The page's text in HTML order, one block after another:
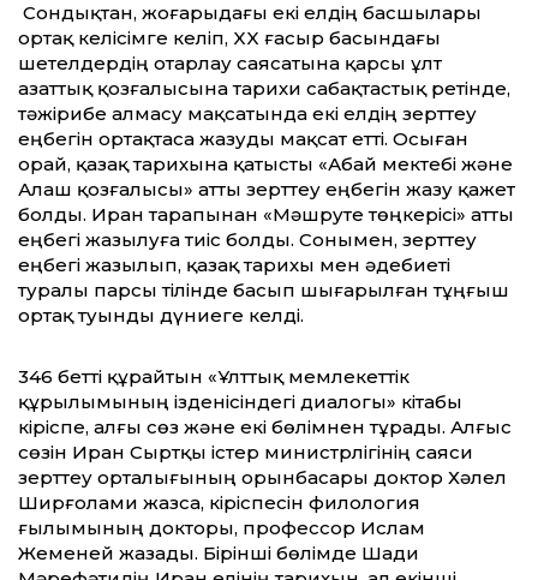
Сондықтан, жоғарыдағы екі елдің басшылары
ортақ келісімге келіп, XX ғасыр басындағы
шетелдердің отарлау саясатына қарсы ұлт
азаттық қозғалысына тарихи сабақтастық ретінде,
тәжірибе алмасу мақсатында екі елдің зерттеу
еңбегін ортақтаса жазуды мақсат етті. Осыған
орай, қазақ тарихына қатысты «Абай мектебі және
Алаш қозғалысы» атты зерттеу еңбегін жазу қажет
болды. Иран тарапынан «Мәшруте төңкерісі» атты
еңбегі жазылуға тиіс болды. Сонымен, зерттеу
еңбегі жазылып, қазақ тарихы мен әдебиеті
туралы парсы тілінде басып шығарылған тұңғыш
ортақ туынды дүниеге келді.
346 бетті құрайтын «Ұлттық мемлекеттік
құрылымының ізденісіндегі диалогы» кітабы
кіріспе, алғы сөз және екі бөлімнен тұрады. Алғыс
сөзін Иран Сыртқы істер министрлігінің саяси
зерттеу орталығының орынбасары доктор Хәлел
Ширғолами жазса, кіріспесін филология
ғылымының докторы, профессор Ислам
Жеменей жазады. Бірінші бөлімде Шади